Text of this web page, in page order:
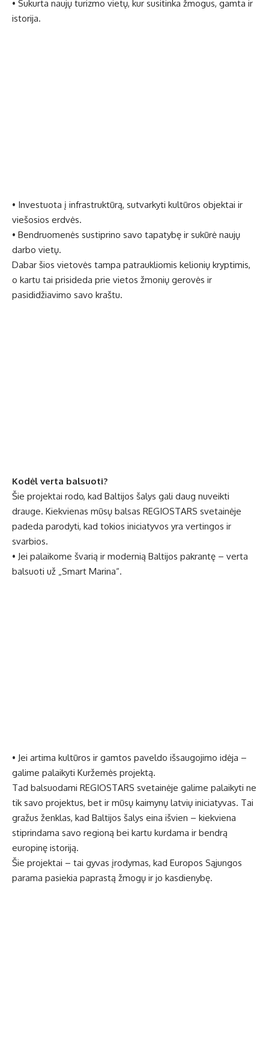
• Sukurta naujų turizmo vietų, kur susitinka žmogus, gamta ir
istorija.
• Investuota į infrastruktūrą, sutvarkyti kultūros objektai ir
viešosios erdvės.
• Bendruomenės sustiprino savo tapatybę ir sukūrė naujų
darbo vietų.
Dabar šios vietovės tampa patraukliomis kelionių kryptimis,
o kartu tai prisideda prie vietos žmonių gerovės ir
pasididžiavimo savo kraštu.
Kodėl verta balsuoti?
Šie projektai rodo, kad Baltijos šalys gali daug nuveikti
drauge. Kiekvienas mūsų balsas REGIOSTARS svetainėje
padeda parodyti, kad tokios iniciatyvos yra vertingos ir
svarbios.
• Jei palaikome švarią ir modernią Baltijos pakrantę – verta
balsuoti už „Smart Marina“.
• Jei artima kultūros ir gamtos paveldo išsaugojimo idėja –
galime palaikyti Kuržemės projektą.
Tad balsuodami REGIOSTARS svetainėje galime palaikyti ne
tik savo projektus, bet ir mūsų kaimynų latvių iniciatyvas. Tai
gražus ženklas, kad Baltijos šalys eina išvien – kiekviena
stiprindama savo regioną bei kartu kurdama ir bendrą
europinę istoriją.
Šie projektai – tai gyvas įrodymas, kad Europos Sąjungos
parama pasiekia paprastą žmogų ir jo kasdienybę.